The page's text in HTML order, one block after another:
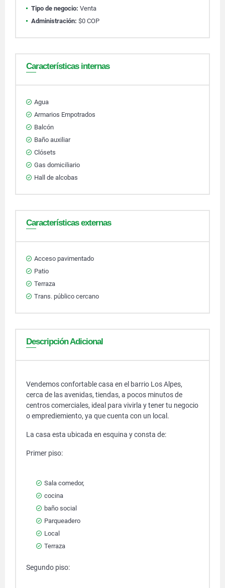
Tipo de negocio: Venta
Administración: $0 COP
Características internas
Agua
Armarios Empotrados
Balcón
Baño auxiliar
Clósets
Gas domiciliario
Hall de alcobas
Características externas
Acceso pavimentado
Patio
Terraza
Trans. público cercano
Descripción Adicional
Vendemos confortable casa en el barrio Los Alpes,
cerca de las avenidas, tiendas, a pocos minutos de
centros comerciales, ideal para vivirla y tener tu negocio
o emprediemiento, ya que cuenta con un local.
La casa esta ubicada en esquina y consta de:
Primer piso:
Sala comedor,
cocina
baño social
Parqueadero
Local
Terraza
Segundo piso: